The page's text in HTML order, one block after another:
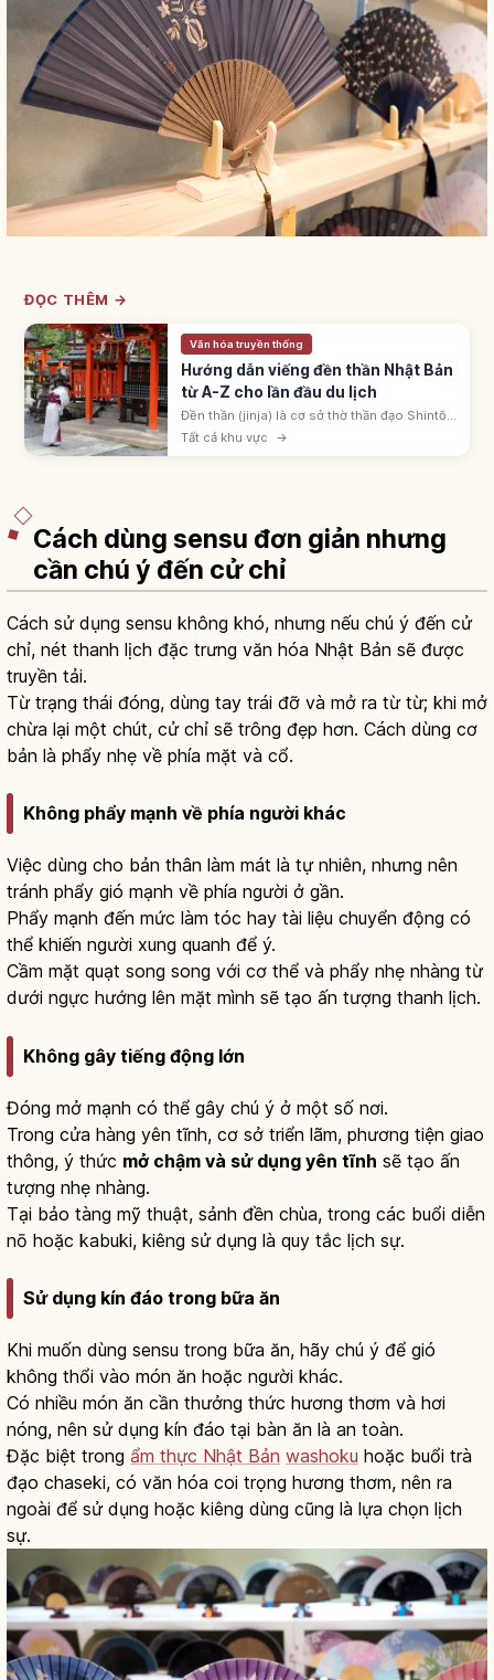
ĐỌC THÊM →
Văn hóa truyền thống
Hướng dẫn viếng đền thần Nhật Bản
từ A-Z cho lần đầu du lịch
Đền thần (jinja) là cơ sở thờ thần đạo Shintō
Nhật, khoảng 80.000 ngôi. Nhận biết qua
cổng torii; quy trình: torii, temizuya, ni-rei ni-
Tất cả khu vực →
Cách dùng sensu đơn giản nhưng
cần chú ý đến cử chỉ
Cách sử dụng sensu không khó, nhưng nếu chú ý đến cử
chỉ, nét thanh lịch đặc trưng văn hóa Nhật Bản sẽ được
truyền tải.
Từ trạng thái đóng, dùng tay trái đỡ và mở ra từ từ; khi mở
chừa lại một chút, cử chỉ sẽ trông đẹp hơn. Cách dùng cơ
bản là phẩy nhẹ về phía mặt và cổ.
Không phẩy mạnh về phía người khác
Việc dùng cho bản thân làm mát là tự nhiên, nhưng nên
tránh phẩy gió mạnh về phía người ở gần.
Phẩy mạnh đến mức làm tóc hay tài liệu chuyển động có
thể khiến người xung quanh để ý.
Cầm mặt quạt song song với cơ thể và phẩy nhẹ nhàng từ
dưới ngực hướng lên mặt mình sẽ tạo ấn tượng thanh lịch.
Không gây tiếng động lớn
Đóng mở mạnh có thể gây chú ý ở một số nơi.
Trong cửa hàng yên tĩnh, cơ sở triển lãm, phương tiện giao
thông, ý thức mở chậm và sử dụng yên tĩnh sẽ tạo ấn
tượng nhẹ nhàng.
Tại bảo tàng mỹ thuật, sảnh đền chùa, trong các buổi diễn
nō hoặc kabuki, kiêng sử dụng là quy tắc lịch sự.
Sử dụng kín đáo trong bữa ăn
Khi muốn dùng sensu trong bữa ăn, hãy chú ý để gió
không thổi vào món ăn hoặc người khác.
Có nhiều món ăn cần thưởng thức hương thơm và hơi
nóng, nên sử dụng kín đáo tại bàn ăn là an toàn.
Đặc biệt trong ẩm thực Nhật Bản washoku hoặc buổi trà
đạo chaseki, có văn hóa coi trọng hương thơm, nên ra
ngoài để sử dụng hoặc kiêng dùng cũng là lựa chọn lịch
sự.